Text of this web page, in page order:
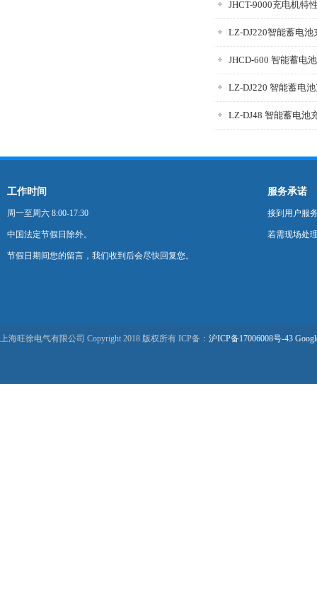
JHCT-9000充电机特
LZ-DJ220智能蓄电池
JHCD-600 智能蓄电
LZ-DJ220 智能蓄电
LZ-DJ48 智能蓄电池
工作时间
周一至周六 8:00-17:30
中国法定节假日除外。
节假日期间您的留言，我们收到后会尽快回复您。
服务承诺
接到用户服
若需现场处
上海旺徐电气有限公司 Copyright 2018 版权所有 ICP备： 沪ICP备17006008号-43